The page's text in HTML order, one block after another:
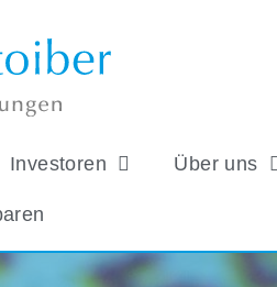
Investoren Über uns